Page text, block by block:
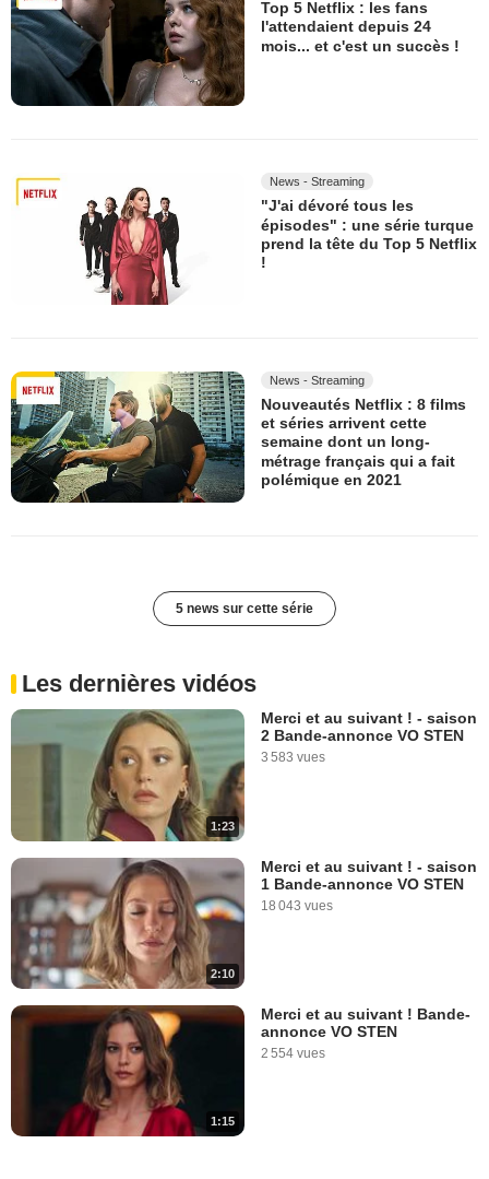
Top 5 Netflix : les fans
l'attendaient depuis 24
mois... et c'est un succès !
News - Streaming
"J'ai dévoré tous les
épisodes" : une série turque
prend la tête du Top 5 Netflix
!
News - Streaming
Nouveautés Netflix : 8 films
et séries arrivent cette
semaine dont un long-
métrage français qui a fait
polémique en 2021
5 news sur cette série
Les dernières vidéos
1:23
Merci et au suivant ! - saison
2 Bande-annonce VO STEN
3 583 vues
2:10
Merci et au suivant ! - saison
1 Bande-annonce VO STEN
18 043 vues
1:15
Merci et au suivant ! Bande-
annonce VO STEN
2 554 vues